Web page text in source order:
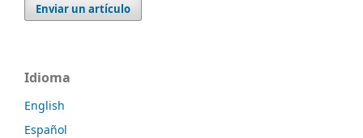
Enviar un artículo
Idioma
English
Español